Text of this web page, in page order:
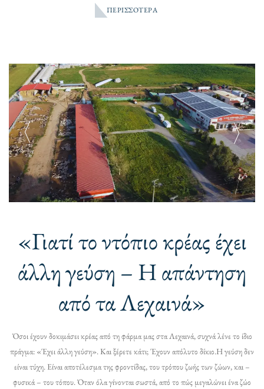
ΠΕΡΙΣΣΌΤΕΡΑ
«Γιατί το ντόπιο κρέας έχει
άλλη γεύση – Η απάντηση
από τα Λεχαινά»
Όσοι έχουν δοκιμάσει κρέας από τη φάρμα μας στα Λεχαινά, συχνά λένε το ίδιο
πράγμα: «Έχει άλλη γεύση». Και ξέρετε κάτι; Έχουν απόλυτο δίκιο.Η γεύση δεν
είναι τύχη. Είναι αποτέλεσμα της φροντίδας, του τρόπου ζωής των ζώων, και –
φυσικά – του τόπου. Όταν όλα γίνονται σωστά, από το πώς μεγαλώνει ένα ζώο